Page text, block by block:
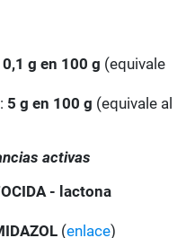
0,1 g en 100 g (equivale
5 g en 100 g (equivale al
activas
- lactona
(enlace)